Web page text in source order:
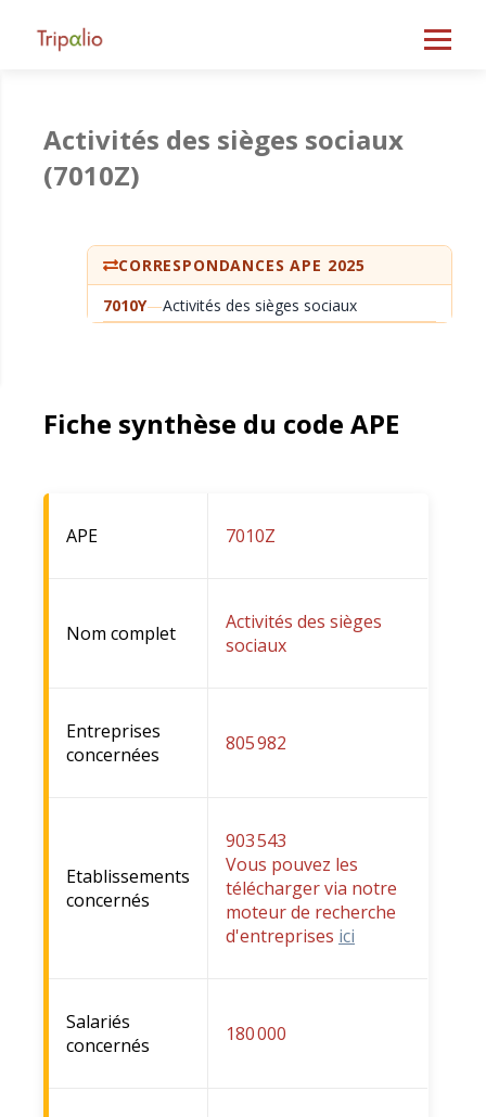
Activités des sièges sociaux
(7010Z)
CORRESPONDANCES APE 2025
7010Y—Activités des sièges sociaux
Fiche synthèse du code APE
APE 7010Z
Nom complet
Activités des sièges
sociaux
Entreprises
concernées
805 982
Etablissements
concernés
903 543
Vous pouvez les
télécharger via notre
moteur de recherche
d'entreprises ici
Salariés
concernés
180 000